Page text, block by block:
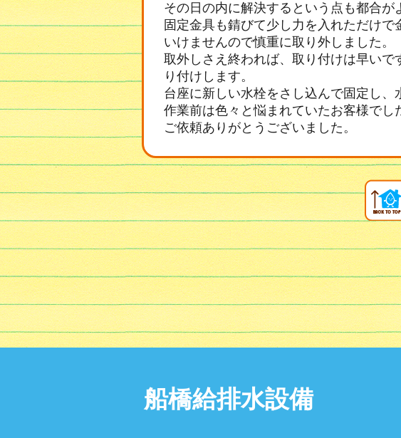
その日の内に解決するという点も都合が
固定金具も錆びて少し力を入れただけ
いけませんので慎重に取り外しました。
取外しさえ終われば、取り付けは早い
り付けします。
台座に新しい水栓をさし込んで固定し、
作業前は色々と悩まれていたお客様でし
ご依頼ありがとうございました。
船橋給排水設備